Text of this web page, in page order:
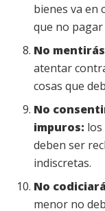
bienes va en
que no
No mentirás
atentar
cosas que
No
impuros:
deben ser
indiscretas.
No
menor no